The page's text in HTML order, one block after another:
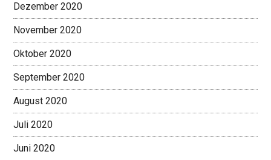
Dezember 2020
November 2020
Oktober 2020
September 2020
August 2020
Juli 2020
Juni 2020